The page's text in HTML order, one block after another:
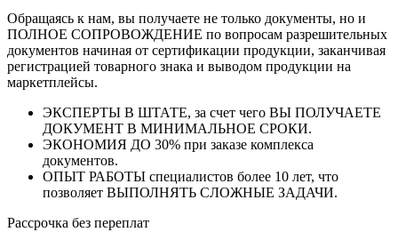
Обращаясь к нам, вы получаете не только документы, но и
ПОЛНОЕ СОПРОВОЖДЕНИЕ по вопросам разрешительных
документов начиная от сертификации продукции, заканчивая
регистрацией товарного знака и выводом продукции на
маркетплейсы.
ЭКСПЕРТЫ В ШТАТЕ, за счет чего ВЫ ПОЛУЧАЕТЕ
ДОКУМЕНТ В МИНИМАЛЬНОЕ СРОКИ.
ЭКОНОМИЯ ДО 30% при заказе комплекса
документов.
ОПЫТ РАБОТЫ специалистов более 10 лет, что
позволяет ВЫПОЛНЯТЬ СЛОЖНЫЕ ЗАДАЧИ.
Рассрочка без переплат